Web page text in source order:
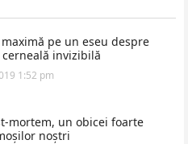
pe un eseu despre
invizibilă
1:52 pm
mortem, un obicei foarte
noștri